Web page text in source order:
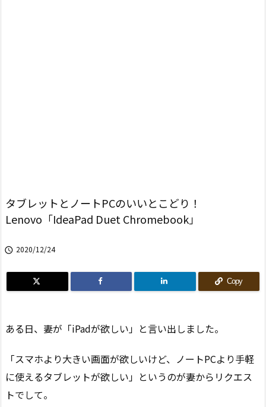
タブレットとノートPCのいいとこどり！
Lenovo「IdeaPad Duet Chromebook」
 2020/12/24
Copy
ある日、妻が「iPadが欲しい」と言い出しました。
「スマホより大きい画面が欲しいけど、ノートPCより手軽
に使えるタブレットが欲しい」というのが妻からリクエス
トでして。